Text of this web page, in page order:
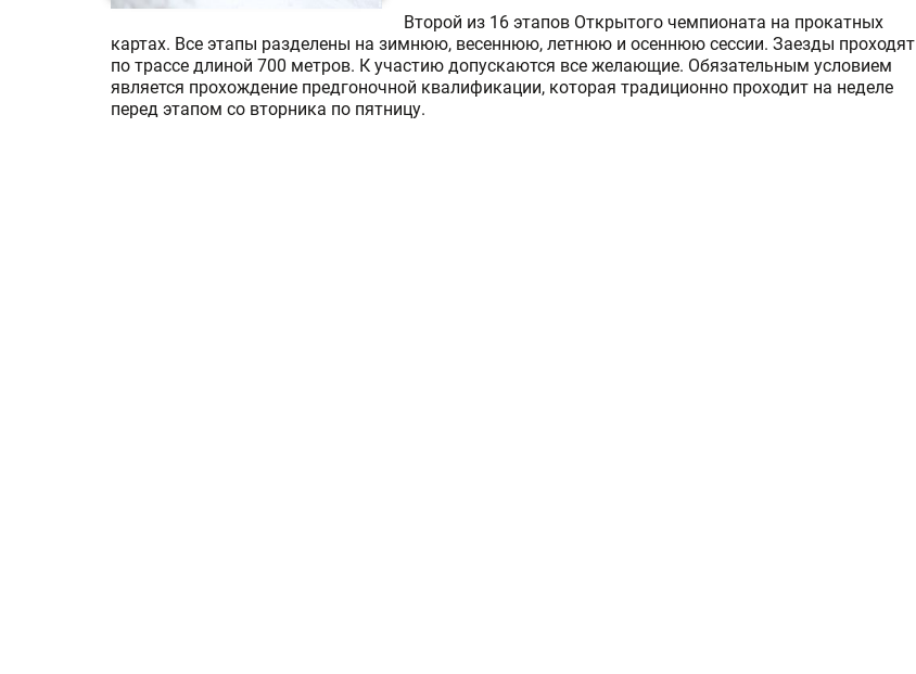
Второй из 16 этапов Открытого чемпионата на прокатных
картах. Все этапы разделены на зимнюю, весеннюю, летнюю и осеннюю сессии. Заезды проходят
по трассе длиной 700 метров. К участию допускаются все желающие. Обязательным условием
является прохождение предгоночной квалификации, которая традиционно проходит на неделе
перед этапом со вторника по пятницу.